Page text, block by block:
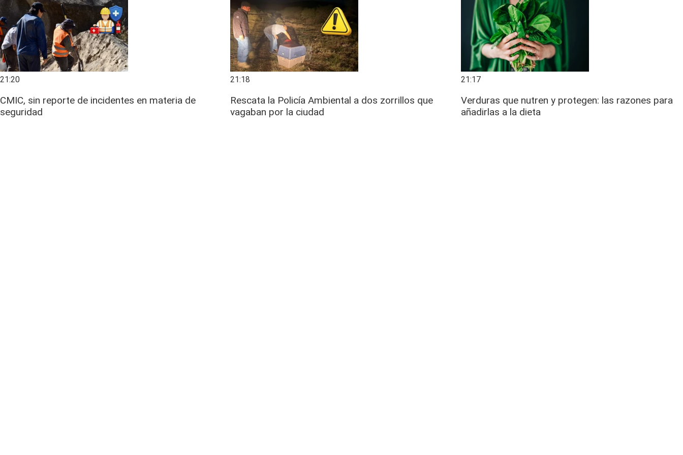
21:20
CMIC, sin reporte de incidentes en materia de
seguridad
21:18
Rescata la Policía Ambiental a dos zorrillos que
vagaban por la ciudad
21:17
Verduras que nutren y protegen: las razones para
añadirlas a la dieta